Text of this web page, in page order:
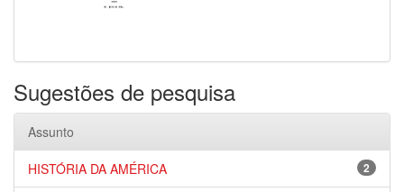
Sugestões de pesquisa
Assunto
2
HISTÓRIA DA AMÉRICA